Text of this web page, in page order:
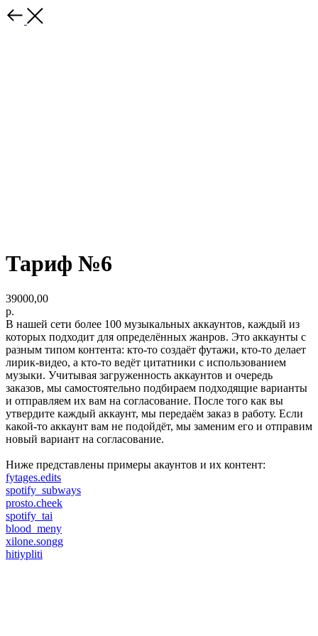
Тариф №6
39000,00
р.
В нашей сети более 100 музыкальных аккаунтов, каждый из
которых подходит для определённых жанров. Это аккаунты с
разным типом контента: кто-то создаёт футажи, кто-то делает
лирик-видео, а кто-то ведёт цитатники с использованием
музыки. Учитывая загруженность аккаунтов и очередь
заказов, мы самостоятельно подбираем подходящие варианты
и отправляем их вам на согласование. После того как вы
утвердите каждый аккаунт, мы передаём заказ в работу. Если
какой-то аккаунт вам не подойдёт, мы заменим его и отправим
новый вариант на согласование.
Ниже представлены примеры акаунтов и их контент:
fytages.edits
spotify_subways
prosto.cheek
spotify_tai
blood_meny
xilone.songg
hitiypliti